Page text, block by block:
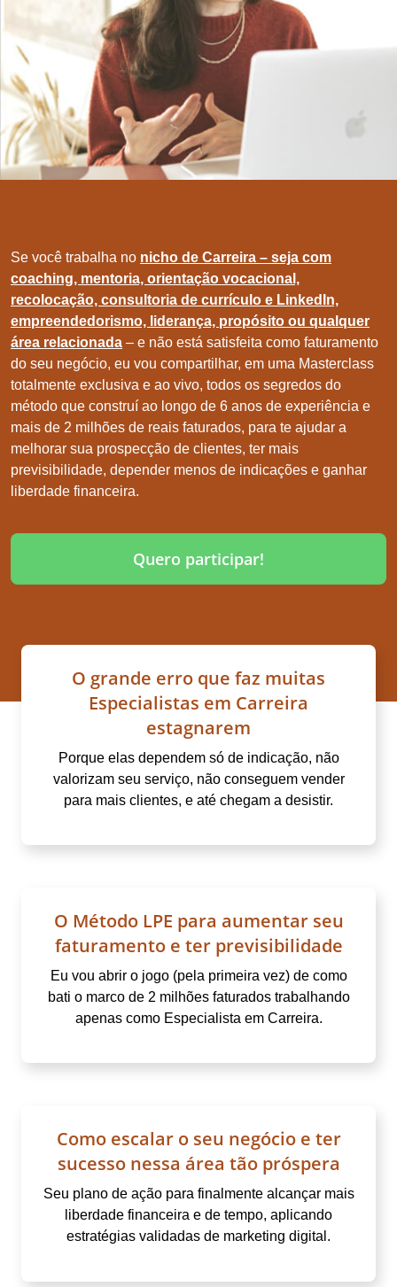
Se você trabalha no nicho de Carreira – seja com
coaching, mentoria, orientação vocacional,
recolocação, consultoria de currículo e LinkedIn,
empreendedorismo, liderança, propósito ou qualquer
área relacionada – e não está satisfeita como faturamento
do seu negócio, eu vou compartilhar, em uma Masterclass
totalmente exclusiva e ao vivo, todos os segredos do
método que construí ao longo de 6 anos de experiência e
mais de 2 milhões de reais faturados, para te ajudar a
melhorar sua prospecção de clientes, ter mais
previsibilidade, depender menos de indicações e ganhar
liberdade financeira.
Quero participar!
O grande erro que faz muitas
Especialistas em Carreira
estagnarem
Porque elas dependem só de indicação, não
valorizam seu serviço, não conseguem vender
para mais clientes, e até chegam a desistir.
O Método LPE para aumentar seu
faturamento e ter previsibilidade
Eu vou abrir o jogo (pela primeira vez) de como
bati o marco de 2 milhões faturados trabalhando
apenas como Especialista em Carreira.
Como escalar o seu negócio e ter
sucesso nessa área tão próspera
Seu plano de ação para finalmente alcançar mais
liberdade financeira e de tempo, aplicando
estratégias validadas de marketing digital.